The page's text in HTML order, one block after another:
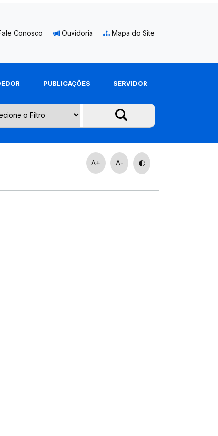
Conosco Ouvidoria Mapa do Site
PUBLICAÇÕES SERVIDOR
A+ A-